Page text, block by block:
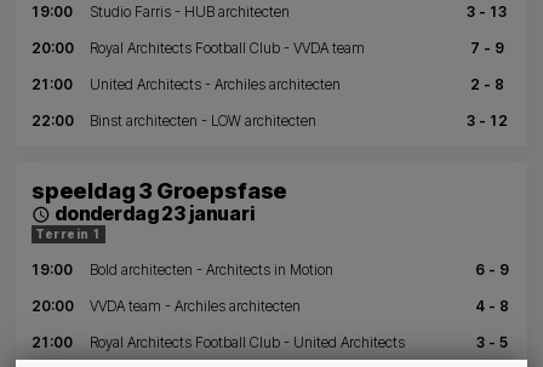
19:00 Studio Farris - HUB architecten
3 - 13
20:00
Royal Architects Football Club - VVDA team
7 - 9
21:00
United Architects - Archiles architecten
2 - 8
22:00
Binst architecten - LOW architecten 3 - 12
speeldag 3 Groepsfase
schedule donderdag 23 januari
Terrein 1
19:00 Bold architecten - Architects in Motion
6 - 9
20:00
VVDA team - Archiles architecten
4 - 8
21:00
Royal Architects Football Club - United Architects 3 - 5